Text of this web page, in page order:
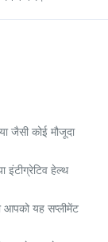
जैसी कोई मौजूदा
इंटीग्रेटिव हेल्थ
आपको यह सप्लीमेंट